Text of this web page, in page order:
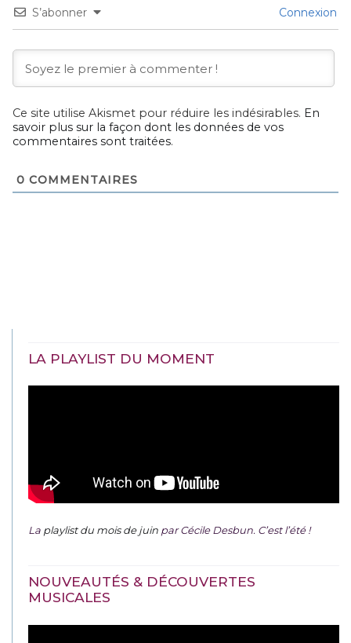
S’abonner Connexion
Ce site utilise Akismet pour réduire les indésirables. En
savoir plus sur la façon dont les données de vos
commentaires sont traitées.
0 COMMENTAIRES
LA PLAYLIST DU MOMENT
La playlist du mois de juin par Cécile Desbun. C’est l’été !
NOUVEAUTÉS & DÉCOUVERTES
MUSICALES